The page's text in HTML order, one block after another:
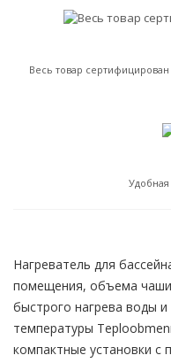
Весь товар сертифицирован
Удобная
Нагреватель для
помещения, объема чаши
быстрого нагрева воды
температуры
компактные установки с